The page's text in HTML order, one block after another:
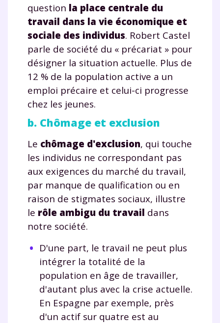
question la place centrale du
travail dans la vie économique et
sociale des individus. Robert Castel
parle de société du « précariat » pour
désigner la situation actuelle. Plus de
12 % de la population active a un
emploi précaire et celui-ci progresse
chez les jeunes.
b. Chômage et exclusion
Le chômage d'exclusion, qui touche
les individus ne correspondant pas
aux exigences du marché du travail,
par manque de qualification ou en
raison de stigmates sociaux, illustre
le rôle ambigu du travail dans
notre société.
D'une part, le travail ne peut plus
intégrer la totalité de la
population en âge de travailler,
d'autant plus avec la crise actuelle.
En Espagne par exemple, près
d'un actif sur quatre est au
Envie de progresser
et de réussir votre
année scolaire ?
Testez gratuitement
pendant 24h notre
plateforme de soutien
scolaire !